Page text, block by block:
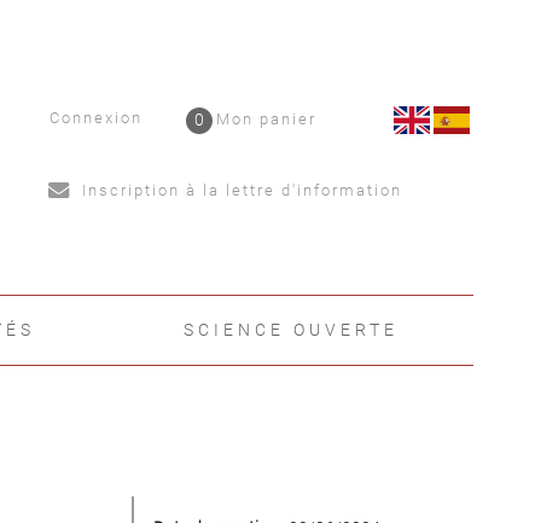
Connexion Mon panier
0
Inscription à la lettre d'information
SCIENCE OUVERTE